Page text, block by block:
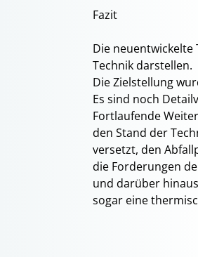
Fazit
Die neuentwickelte
Technik darstellen.
Die Zielstellung
Es sind noch
Fortlaufende
den Stand der
versetzt, den
die Forderungen
und darüber
sogar eine